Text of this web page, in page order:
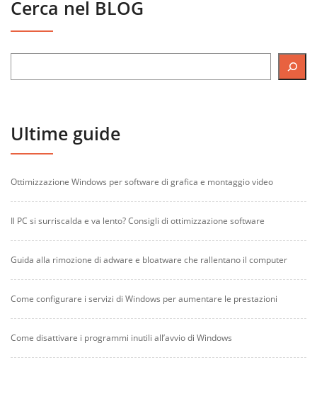
Cerca nel BLOG
Ultime guide
Ottimizzazione Windows per software di grafica e montaggio video
Il PC si surriscalda e va lento? Consigli di ottimizzazione software
Guida alla rimozione di adware e bloatware che rallentano il computer
Come configurare i servizi di Windows per aumentare le prestazioni
Come disattivare i programmi inutili all’avvio di Windows